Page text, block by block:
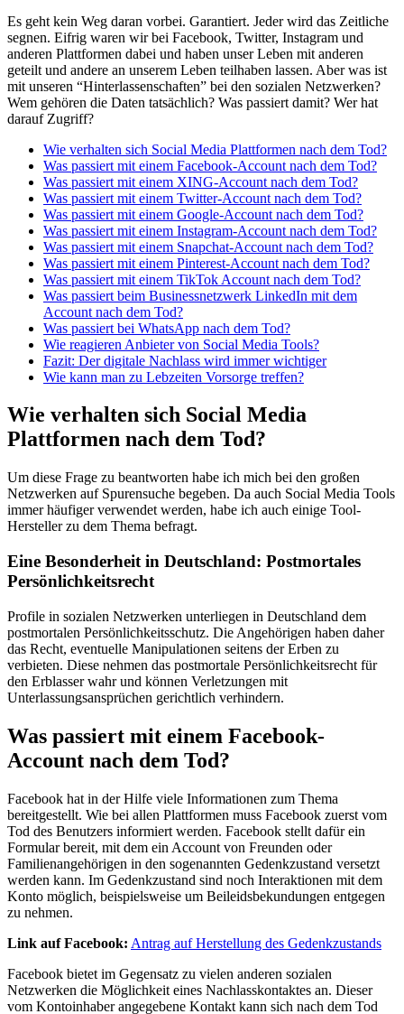
Es geht kein Weg daran vorbei. Garantiert. Jeder wird das Zeitliche
segnen. Eifrig waren wir bei Facebook, Twitter, Instagram und
anderen Plattformen dabei und haben unser Leben mit anderen
geteilt und andere an unserem Leben teilhaben lassen. Aber was ist
mit unseren “Hinterlassenschaften” bei den sozialen Netzwerken?
Wem gehören die Daten tatsächlich? Was passiert damit? Wer hat
darauf Zugriff?
Wie verhalten sich Social Media Plattformen nach dem Tod?
Was passiert mit einem Facebook-Account nach dem Tod?
Was passiert mit einem XING-Account nach dem Tod?
Was passiert mit einem Twitter-Account nach dem Tod?
Was passiert mit einem Google-Account nach dem Tod?
Was passiert mit einem Instagram-Account nach dem Tod?
Was passiert mit einem Snapchat-Account nach dem Tod?
Was passiert mit einem Pinterest-Account nach dem Tod?
Was passiert mit einem TikTok Account nach dem Tod?
Was passiert beim Businessnetzwerk LinkedIn mit dem
Account nach dem Tod?
Was passiert bei WhatsApp nach dem Tod?
Wie reagieren Anbieter von Social Media Tools?
Fazit: Der digitale Nachlass wird immer wichtiger
Wie kann man zu Lebzeiten Vorsorge treffen?
Wie verhalten sich Social Media
Plattformen nach dem Tod?
Um diese Frage zu beantworten habe ich mich bei den großen
Netzwerken auf Spurensuche begeben. Da auch Social Media Tools
immer häufiger verwendet werden, habe ich auch einige Tool-
Hersteller zu dem Thema befragt.
Eine Besonderheit in Deutschland: Postmortales
Persönlichkeitsrecht
Profile in sozialen Netzwerken unterliegen in Deutschland dem
postmortalen Persönlichkeitsschutz. Die Angehörigen haben daher
das Recht, eventuelle Manipulationen seitens der Erben zu
verbieten. Diese nehmen das postmortale Persönlichkeitsrecht für
den Erblasser wahr und können Verletzungen mit
Unterlassungsansprüchen gerichtlich verhindern.
Was passiert mit einem Facebook-
Account nach dem Tod?
Facebook hat in der Hilfe viele Informationen zum Thema
bereitgestellt. Wie bei allen Plattformen muss Facebook zuerst vom
Tod des Benutzers informiert werden. Facebook stellt dafür ein
Formular bereit, mit dem ein Account von Freunden oder
Familienangehörigen in den sogenannten Gedenkzustand versetzt
werden kann. Im Gedenkzustand sind noch Interaktionen mit dem
Konto möglich, beispielsweise um Beileidsbekundungen entgegen
zu nehmen.
Link auf Facebook: Antrag auf Herstellung des Gedenkzustands
Facebook bietet im Gegensatz zu vielen anderen sozialen
Netzwerken die Möglichkeit eines Nachlasskontaktes an. Dieser
vom Kontoinhaber angegebene Kontakt kann sich nach dem Tod